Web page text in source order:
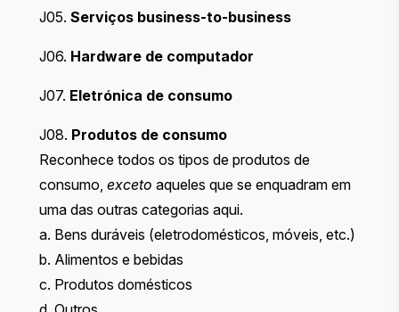
J05. Serviços business-to-business
J06. Hardware de computador
J07. Eletrónica de consumo
J08. Produtos de consumo
Reconhece todos os tipos de produtos de
consumo, exceto aqueles que se enquadram em
uma das outras categorias aqui.
a. Bens duráveis (eletrodomésticos, móveis, etc.)
b. Alimentos e bebidas
c. Produtos domésticos